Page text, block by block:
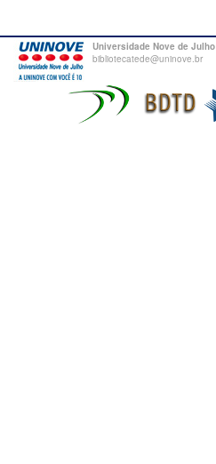
Universidade Nove de Julho
bibliotecatede@uninove.br